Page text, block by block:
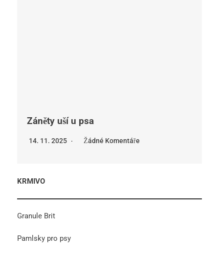
Záněty uší u psa
14. 11. 2025 Žádné Komentáře
KRMIVO
Granule Brit
Pamlsky pro psy